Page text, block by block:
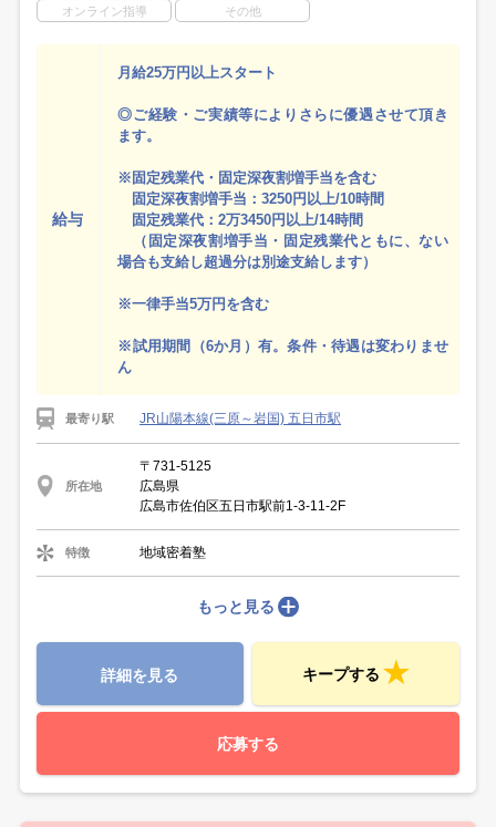
オンライン指導 その他
給与
月給25万円以上スタート
◎ご経験・ご実績等によりさらに優遇させて頂き
ます。
※固定残業代・固定深夜割増手当を含む
固定深夜割増手当：3250円以上/10時間
固定残業代：2万3450円以上/14時間
（固定深夜割増手当・固定残業代ともに、ない
場合も支給し超過分は別途支給します）
※一律手当5万円を含む
※試用期間（6か月）有。条件・待遇は変わりませ
ん
最寄り駅 JR山陽本線(三原～岩国) 五日市駅
所在地
〒731-5125
広島県
広島市佐伯区五日市駅前1-3-11-2F
特徴 地域密着塾
もっと見る
詳細を見る キープする
応募する